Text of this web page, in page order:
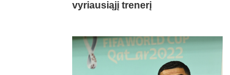
vyriausiąjį trenerį